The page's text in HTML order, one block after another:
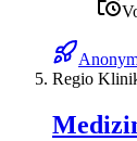
Regio